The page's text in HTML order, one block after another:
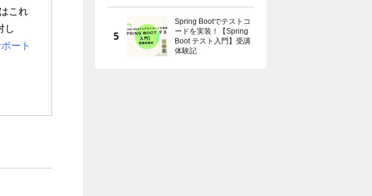
これ
し
ート
Spring Bootでテストコ
ードを実装！【Spring
Boot テスト入門】受講
体験記